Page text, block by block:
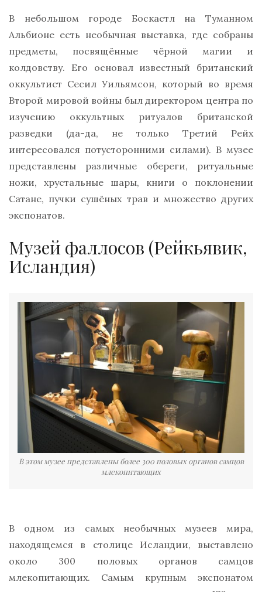
В небольшом городе Боскастл на Туманном
Альбионе есть необычная выставка, где собраны
предметы, посвящённые чёрной магии и
колдовству. Его основал известный британский
оккультист Сесил Уильямсон, который во время
Второй мировой войны был директором центра по
изучению оккультных ритуалов британской
разведки (да-да, не только Третий Рейх
интересовался потусторонними силами). В музее
представлены различные обереги, ритуальные
ножи, хрустальные шары, книги о поклонении
Сатане, пучки сушёных трав и множество других
экспонатов.
Музей фаллосов (Рейкьявик,
Исландия)
В этом музее представлены более 300 половых органов самцов
млекопитающих
В одном из самых необычных музеев мира,
находящемся в столице Исландии, выставлено
около 300 половых органов самцов
млекопитающих. Самым крупным экспонатом